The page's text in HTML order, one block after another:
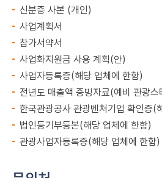
신분증 사본 (개인)
사업계획서
참가서약서
사업화지원금 사용 계획(안)
사업자등록증(해당 업체에 한함)
전년도 매출액 증빙자료(예비 관광스
한국관광공사 관광벤처기업 확인증(
법인등기부등본(해당 업체에 한함)
관광사업자등록증(해당 업체에 한함)